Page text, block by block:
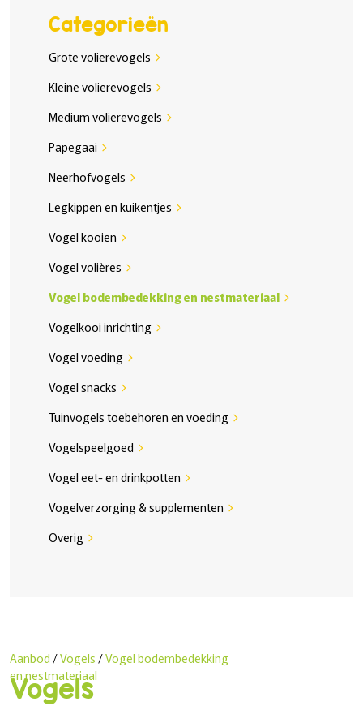
Categorieën
Grote volierevogels chevron_right
Kleine volierevogels chevron_right
Medium volierevogels chevron_right
Papegaai chevron_right
Neerhofvogels chevron_right
Legkippen en kuikentjes chevron_right
Vogel kooien chevron_right
Vogel volières chevron_right
Vogel bodembedekking en nestmateriaal chevron_right
Vogelkooi inrichting chevron_right
Vogel voeding chevron_right
Vogel snacks chevron_right
Tuinvogels toebehoren en voeding chevron_right
Vogelspeelgoed chevron_right
Vogel eet- en drinkpotten chevron_right
Vogelverzorging & supplementen chevron_right
Overig chevron_right
Vogels
Aanbod /Vogels /Vogel bodembedekking
en nestmateriaal